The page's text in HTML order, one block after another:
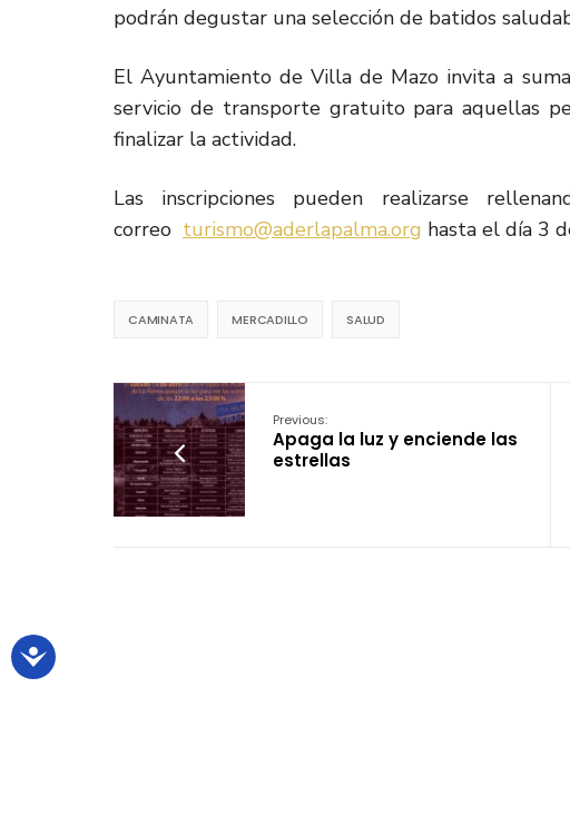
podrán degustar una selección de batidos
El Ayuntamiento de Villa de Mazo invita a
servicio de transporte gratuito para aquellas
finalizar la actividad.
Las inscripciones pueden realizarse
correo turismo@aderlapalma.org hasta el día 3
CAMINATA MERCADILLO SALUD
Previous:
Apaga la luz y enciende las
estrellas